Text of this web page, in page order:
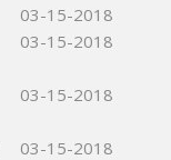
03-15-2018
03-15-2018
03-15-2018
03-15-2018